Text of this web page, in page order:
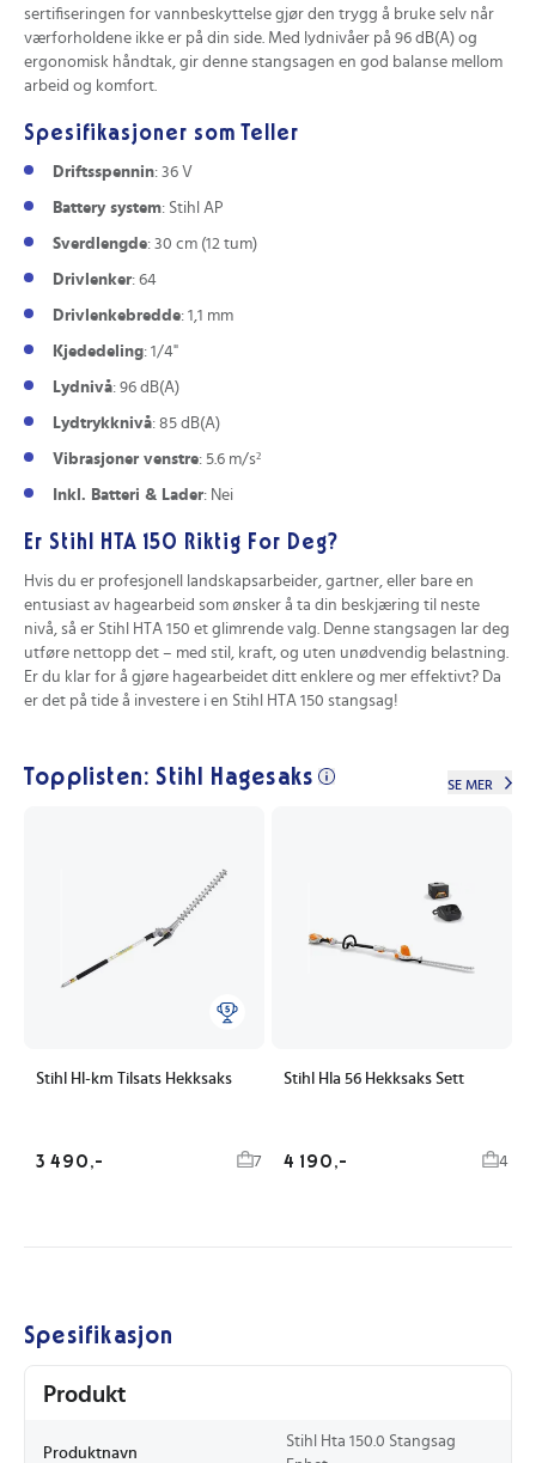
sertifiseringen for vannbeskyttelse gjør den trygg å bruke selv når
værforholdene ikke er på din side. Med lydnivåer på 96 dB(A) og
ergonomisk håndtak, gir denne stangsagen en god balanse mellom
arbeid og komfort.
Spesifikasjoner som Teller
Driftsspennin: 36 V
Battery system: Stihl AP
Sverdlengde: 30 cm (12 tum)
Drivlenker: 64
Drivlenkebredde: 1,1 mm
Kjededeling: 1/4"
Lydnivå: 96 dB(A)
Lydtrykknivå: 85 dB(A)
Vibrasjoner venstre: 5.6 m/s²
Inkl. Batteri & Lader: Nei
Er Stihl HTA 150 Riktig For Deg?
Hvis du er profesjonell landskapsarbeider, gartner, eller bare en
entusiast av hagearbeid som ønsker å ta din beskjæring til neste
nivå, så er Stihl HTA 150 et glimrende valg. Denne stangsagen lar deg
utføre nettopp det – med stil, kraft, og uten unødvendig belastning.
Er du klar for å gjøre hagearbeidet ditt enklere og mer effektivt? Da
er det på tide å investere i en Stihl HTA 150 stangsag!
Topplisten: Stihl Hagesaks SE MER
Stihl Hl-km Tilsats Hekksaks
3 490,- 7
Stihl Hla 56 Hekksaks Sett
4 190,- 4
Spesifikasjon
Produkt
Produktnavn
Stihl Hta 150.0 Stangsag